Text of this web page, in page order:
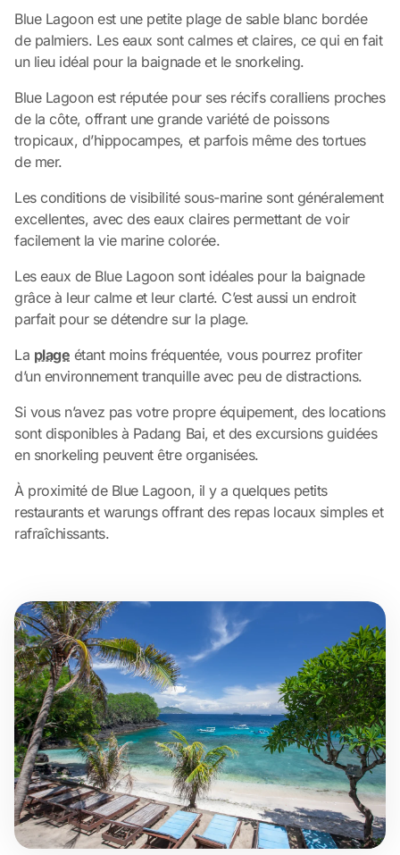
Blue Lagoon est une petite plage de sable blanc bordée
de palmiers. Les eaux sont calmes et claires, ce qui en fait
un lieu idéal pour la baignade et le snorkeling.
Blue Lagoon est réputée pour ses récifs coralliens proches
de la côte, offrant une grande variété de poissons
tropicaux, d’hippocampes, et parfois même des tortues
de mer.
Les conditions de visibilité sous-marine sont généralement
excellentes, avec des eaux claires permettant de voir
facilement la vie marine colorée.
Les eaux de Blue Lagoon sont idéales pour la baignade
grâce à leur calme et leur clarté. C’est aussi un endroit
parfait pour se détendre sur la plage.
La plage étant moins fréquentée, vous pourrez profiter
d’un environnement tranquille avec peu de distractions.
Si vous n’avez pas votre propre équipement, des locations
sont disponibles à Padang Bai, et des excursions guidées
en snorkeling peuvent être organisées.
À proximité de Blue Lagoon, il y a quelques petits
restaurants et warungs offrant des repas locaux simples et
rafraîchissants.